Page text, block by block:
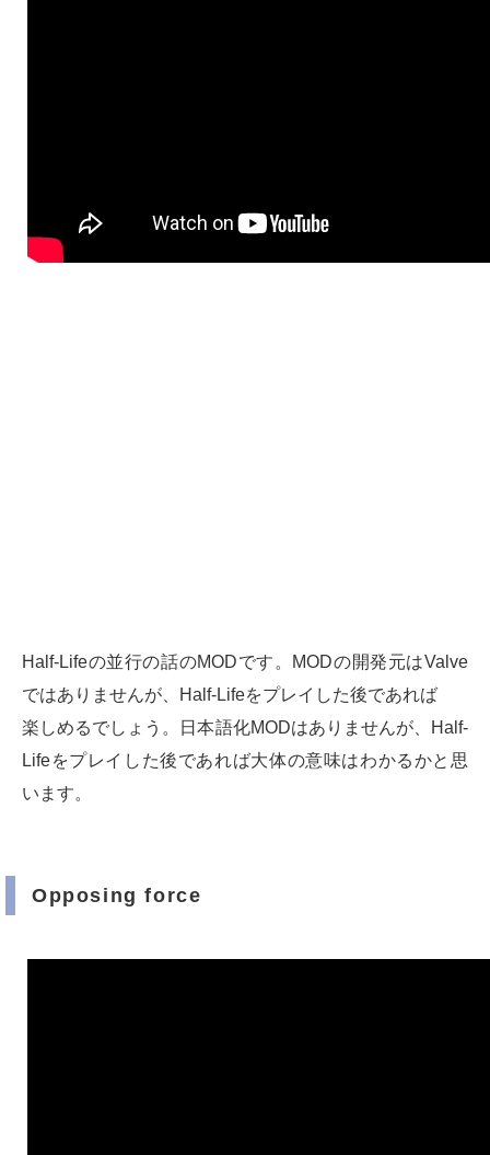
Half-Lifeの並行の話のMODです。MODの開発元はValve
ではありませんが、Half-Lifeをプレイした後であれば
楽しめるでしょう。日本語化MODはありませんが、Half-
Lifeをプレイした後であれば大体の意味はわかるかと思
います。
Opposing force